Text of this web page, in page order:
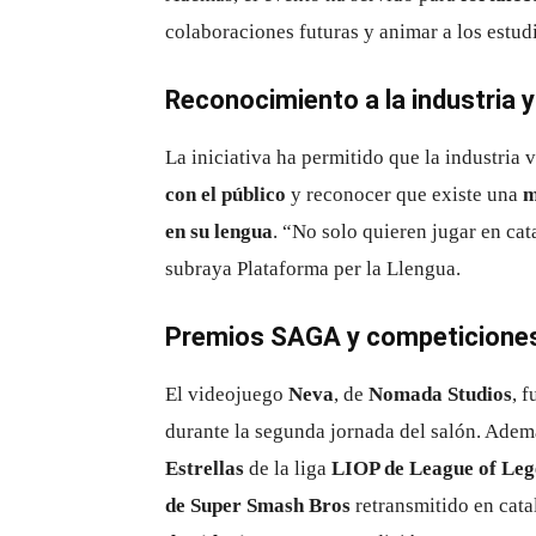
colaboraciones futuras y animar a los
Reconocimiento a la industria
La iniciativa ha permitido que la industria
con el público y reconocer que existe una
en su lengua. “No solo quieren jugar en
subraya Plataforma per la Llengua.
Premios SAGA y
El videojuego Neva, de Nomada Studios,
durante la segunda jornada del salón.
Estrellas de la liga LIOP de League of
de Super Smash Bros retransmitido en